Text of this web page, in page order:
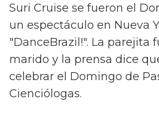
Suri Cruise se fueron el
un espectáculo en Nueva
"DanceBrazil!". La parejita
marido y la prensa dice
celebrar el Domingo de
Cienciólogas.